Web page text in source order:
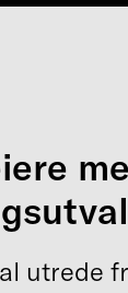
utrede